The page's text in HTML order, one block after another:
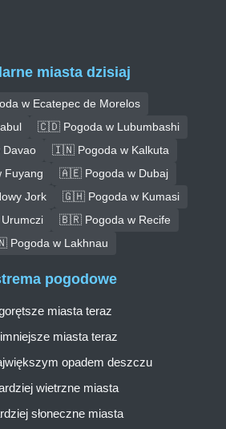
miasta dzisiaj
w Ecatepec de Morelos
🇨🇩 Pogoda w Lubumbashi
🇮🇳 Pogoda w Kalkuta
🇦🇪 Pogoda w Dubaj
Jork
🇬🇭 Pogoda w Kumasi
🇧🇷 Pogoda w Recife
w Lakhnau
pogodowe
miasta teraz
miasta teraz
opadem deszczu
wietrzne miasta
słoneczne miasta